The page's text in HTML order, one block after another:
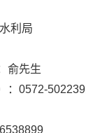
利局
俞先生
： 0572-